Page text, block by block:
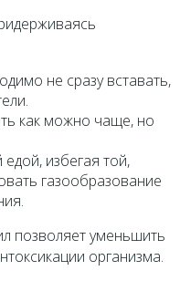
не сразу вставать,
как можно чаще, но
едой, избегая той,
газообразование
позволяет уменьшить
организма.